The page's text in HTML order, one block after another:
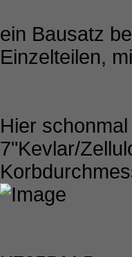
ein Bausatz
Einzelteilen,
Hier
7"Kevlar/